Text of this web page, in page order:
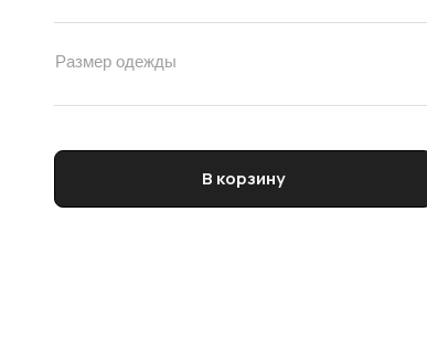
Размер одежды
Количество товара Поло трикотажное мужское
В корзину